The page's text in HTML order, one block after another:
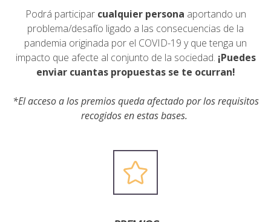
Podrá participar cualquier persona aportando un
problema/desafío ligado a las consecuencias de la
pandemia originada por el COVID-19 y que tenga un
impacto que afecte al conjunto de la sociedad. ¡Puedes
enviar cuantas propuestas se te ocurran!
*El acceso a los premios queda afectado por los requisitos
recogidos en estas bases.